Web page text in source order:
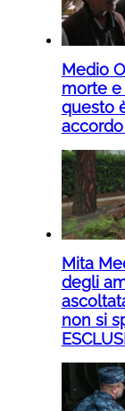
Medio
morte
questo
accordo
Mita
degli
non si